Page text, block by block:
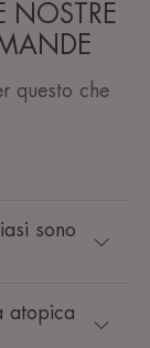
NOSTRE
questo che
sono
atopica